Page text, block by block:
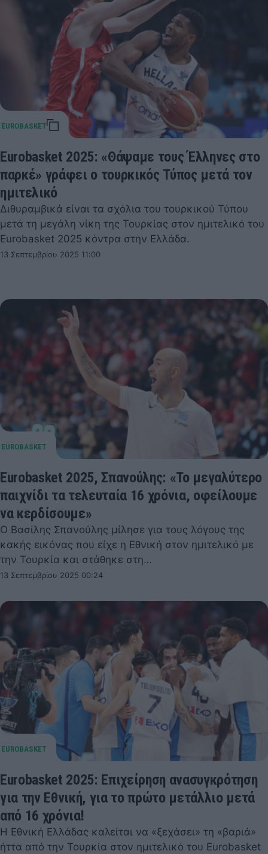
Eurobasket 2025: «Θάψαμε τους Έλληνες στο
παρκέ» γράφει ο τουρκικός Τύπος μετά τον
ημιτελικό
Διθυραμβικά είναι τα σχόλια του τουρκικού Τύπου
μετά τη μεγάλη νίκη της Τουρκίας στον ημιτελικό του
Eurobasket 2025 κόντρα στην Ελλάδα.
13 Σεπτεμβρίου 2025 11:00
Eurobasket 2025, Σπανούλης: «Το μεγαλύτερο
παιχνίδι τα τελευταία 16 χρόνια, οφείλουμε
να κερδίσουμε»
Ο Βασίλης Σπανούλης μίλησε για τους λόγους της
κακής εικόνας που είχε η Εθνική στον ημιτελικό με
την Τουρκία και στάθηκε στη…
13 Σεπτεμβρίου 2025 00:24
Eurobasket 2025: Επιχείρηση ανασυγκρότηση
για την Εθνική, για το πρώτο μετάλλιο μετά
από 16 χρόνια!
Η Εθνική Ελλάδας καλείται να «ξεχάσει» τη «βαριά»
ήττα από την Τουρκία στον ημιτελικό του Eurobasket